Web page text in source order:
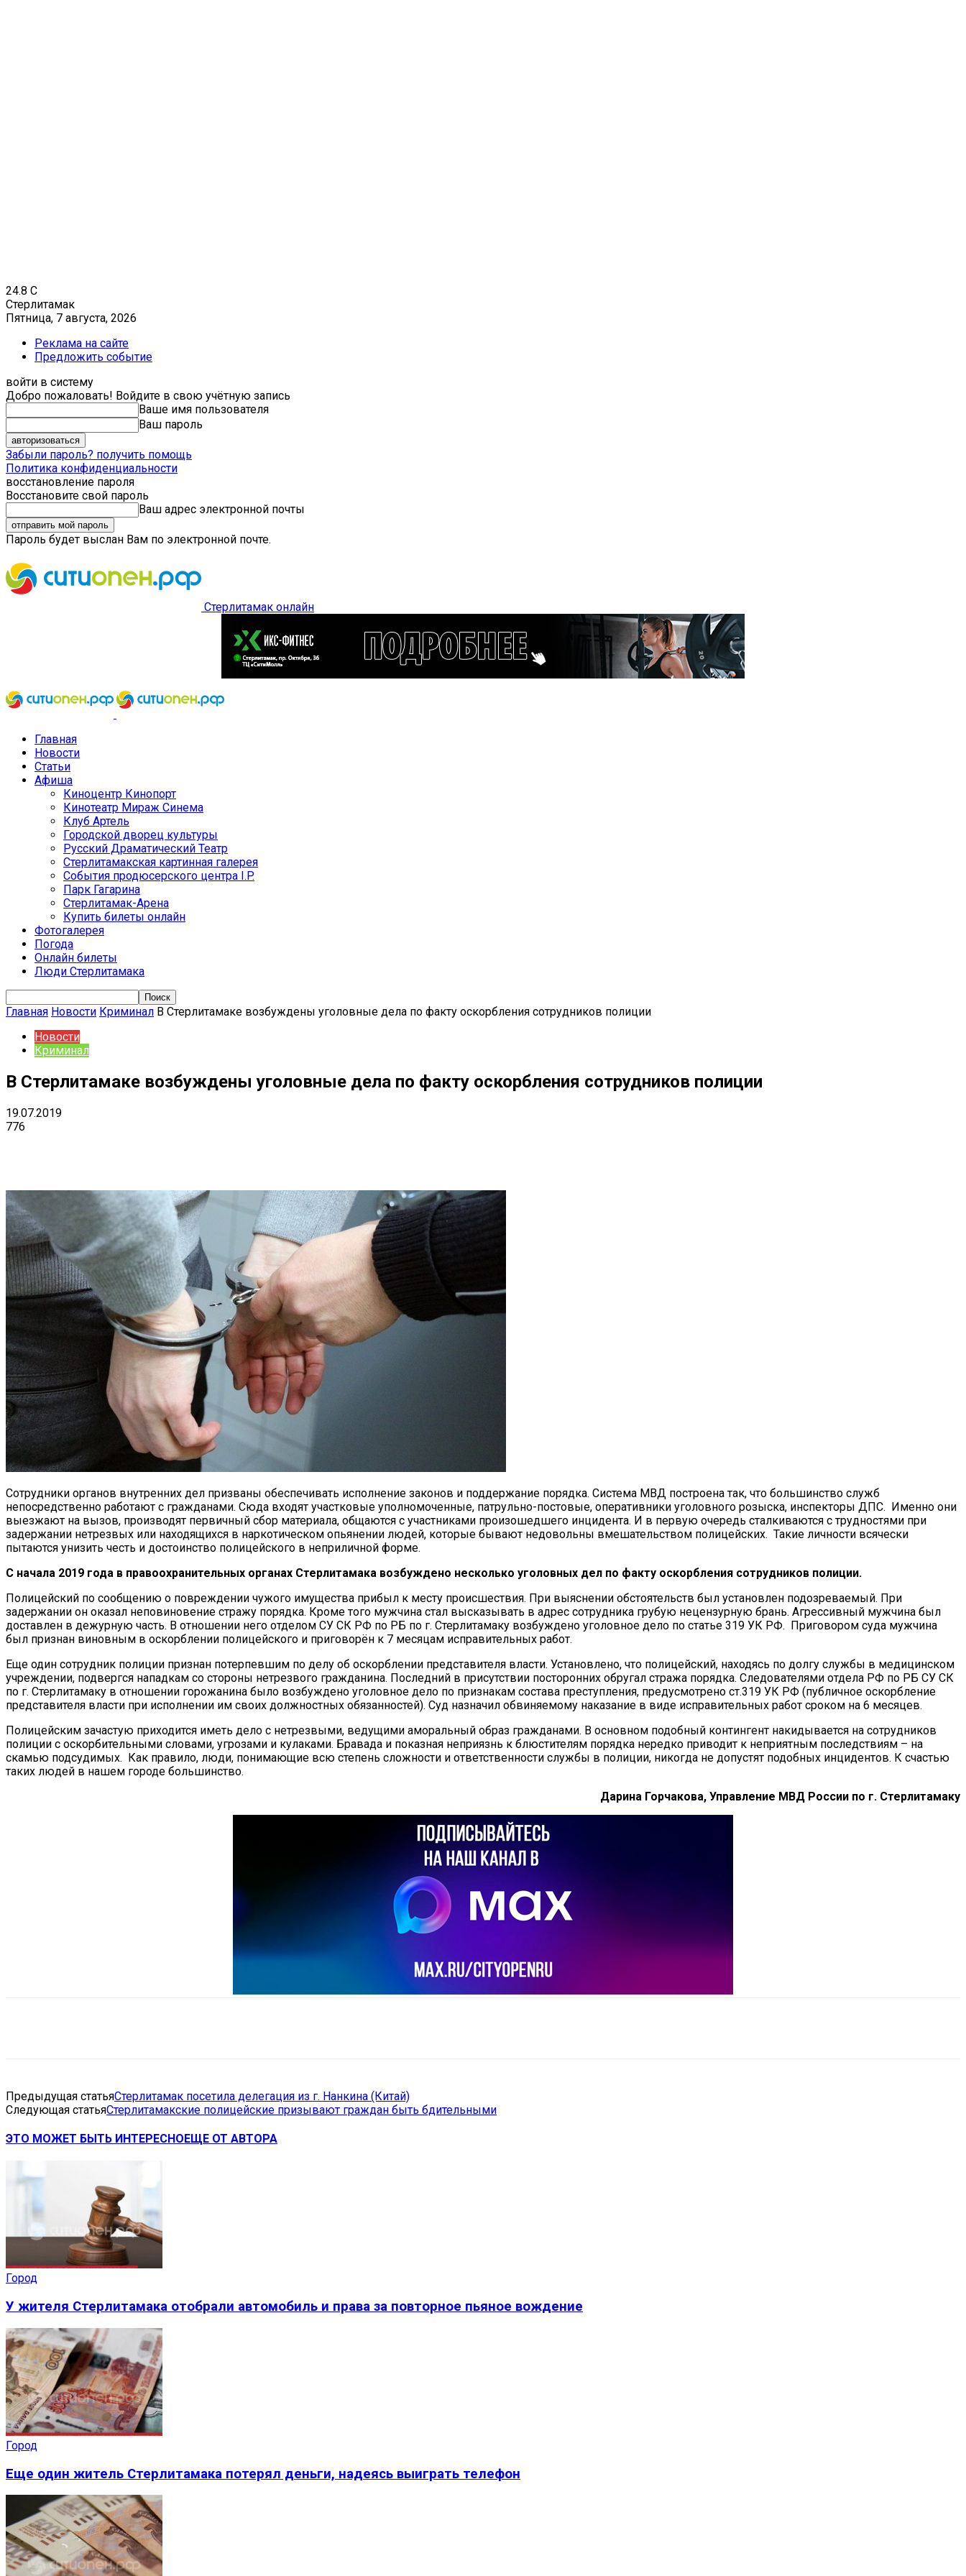
24.8 C
Стерлитамак
Пятница, 7 августа, 2026
Реклама на сайте
Предложить событие
войти в систему
Добро пожаловать! Войдите в свою учётную запись
Ваше имя пользователя
Ваш пароль
Забыли пароль? получить помощь
Политика конфиденциальности
восстановление пароля
Восстановите свой пароль
Ваш адрес электронной почты
Пароль будет выслан Вам по электронной почте.
Стерлитамак онлайн
Главная
Новости
Статьи
Афиша
Киноцентр Кинопорт
Кинотеатр Мираж Синема
Клуб Артель
Городской дворец культуры
Русский Драматический Театр
Стерлитамакская картинная галерея
События продюсерского центра I.P.
Парк Гагарина
Стерлитамак-Арена
Купить билеты онлайн
Фотогалерея
Погода
Онлайн билеты
Люди Стерлитамака
Главная Новости Криминал В Стерлитамаке возбуждены уголовные дела по факту оскорбления сотрудников полиции
Новости
Криминал
В Стерлитамаке возбуждены уголовные дела по факту оскорбления сотрудников полиции
19.07.2019
776
Сотрудники органов внутренних дел призваны обеспечивать исполнение законов и поддержание порядка. Система МВД построена так, что большинство служб
непосредственно работают с гражданами. Сюда входят участковые уполномоченные, патрульно-постовые, оперативники уголовного розыска, инспекторы ДПС. Именно они
выезжают на вызов, производят первичный сбор материала, общаются с участниками произошедшего инцидента. И в первую очередь сталкиваются с трудностями при
задержании нетрезвых или находящихся в наркотическом опьянении людей, которые бывают недовольны вмешательством полицейских. Такие личности всячески
пытаются унизить честь и достоинство полицейского в неприличной форме.
С начала 2019 года в правоохранительных органах Стерлитамака возбуждено несколько уголовных дел по факту оскорбления сотрудников полиции.
Полицейский по сообщению о повреждении чужого имущества прибыл к месту происшествия. При выяснении обстоятельств был установлен подозреваемый. При
задержании он оказал неповиновение стражу порядка. Кроме того мужчина стал высказывать в адрес сотрудника грубую нецензурную брань. Агрессивный мужчина был
доставлен в дежурную часть. В отношении него отделом СУ СК РФ по РБ по г. Стерлитамаку возбуждено уголовное дело по статье 319 УК РФ. Приговором суда мужчина
был признан виновным в оскорблении полицейского и приговорён к 7 месяцам исправительных работ.
Еще один сотрудник полиции признан потерпевшим по делу об оскорблении представителя власти. Установлено, что полицейский, находясь по долгу службы в медицинском
учреждении, подвергся нападкам со стороны нетрезвого гражданина. Последний в присутствии посторонних обругал стража порядка. Следователями отдела РФ по РБ СУ СК
по г. Стерлитамаку в отношении горожанина было возбуждено уголовное дело по признакам состава преступления, предусмотрено ст.319 УК РФ (публичное оскорбление
представителя власти при исполнении им своих должностных обязанностей). Суд назначил обвиняемому наказание в виде исправительных работ сроком на 6 месяцев.
Полицейским зачастую приходится иметь дело с нетрезвыми, ведущими аморальный образ гражданами. В основном подобный контингент накидывается на сотрудников
полиции с оскорбительными словами, угрозами и кулаками. Бравада и показная неприязнь к блюстителям порядка нередко приводит к неприятным последствиям – на
скамью подсудимых. Как правило, люди, понимающие всю степень сложности и ответственности службы в полиции, никогда не допустят подобных инцидентов. К счастью
таких людей в нашем городе большинство.
Дарина Горчакова, Управление МВД России по г. Стерлитамаку
Предыдущая статьяСтерлитамак посетила делегация из г. Нанкина (Китай)
Следующая статьяСтерлитамакские полицейские призывают граждан быть бдительными
ЭТО МОЖЕТ БЫТЬ ИНТЕРЕСНОЕЩЕ ОТ АВТОРА
Город
У жителя Стерлитамака отобрали автомобиль и права за повторное пьяное вождение
Город
Еще один житель Стерлитамака потерял деньги, надеясь выиграть телефон